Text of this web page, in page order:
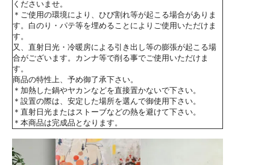
くださいませ。
＊ご使用の環境により、ひび割れ等が起こる場合がありま
す。白のり・パテ等を埋めることによりご使用いただけま
す。
又、直射日光・冷暖房による引き出し等の膨張が起こる場
合がございます。カンナ等で削る事でご使用いただけま
す。
商品の特性上、予め御了承下さい。
＊加熱した鍋やヤカンなどを直接置かないで下さい。
＊設置の際は、安定した場所を選んで御使用下さい。
＊直射日光またはストーブなどの熱を避けて下さい。
＊本商品は完成品となります。